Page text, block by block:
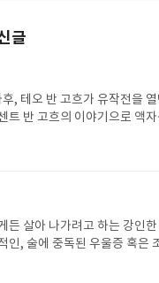
글
, 테오 반 고흐가 유작전을
트 반 고흐의 이야기으로 액
다 하는 데 이해가 잘 안 될
고 무대 위에는 많은 소품은
작을 바탕으로 한 영상 전
는 장면이나 그림자를 이용
든 살아 나가려고 하는 강인
인, 술에 중독된 우울증 혹은
서 자신이 어떤 선택을 해야